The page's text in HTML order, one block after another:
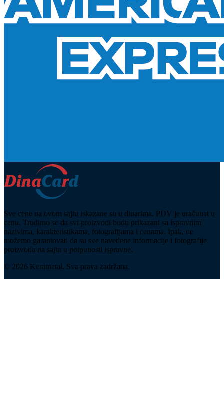
Sve cene na ovom sajtu iskazane su u dinarima. PDV je uračunat u
cenu. Trudimo se da svi proizvodi budu prikazani sa ispravnim
nazivima, karakteristikama, fotografijama i cenama. Ipak, ne
možemo garantovati da su sve navedene informacije i fotografije
proizvoda na sajtu u potpunosti ispravne.
© 2026 Kerametal. Sva prava zadržana.